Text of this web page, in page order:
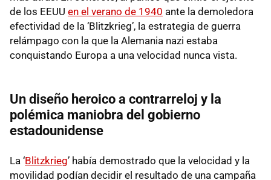
de los EEUU en el verano de 1940 ante la demoledora
efectividad de la ‘Blitzkrieg’, la estrategia de guerra
relámpago con la que la Alemania nazi estaba
conquistando Europa a una velocidad nunca vista.
Un diseño heroico a contrarreloj y la
polémica maniobra del gobierno
estadounidense
La ‘Blitzkrieg’ había demostrado que la velocidad y la
movilidad podían decidir el resultado de una campaña